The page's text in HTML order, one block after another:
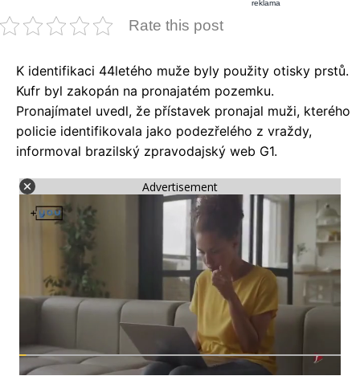
reklama
Rate this post
K identifikaci 44letého muže byly použity otisky prstů.
Kufr byl zakopán na pronajatém pozemku.
Pronajímatel uvedl, že přístavek pronajal muži, kterého
policie identifikovala jako podezřelého z vraždy,
informoval brazilský zpravodajský web G1.
Advertisement